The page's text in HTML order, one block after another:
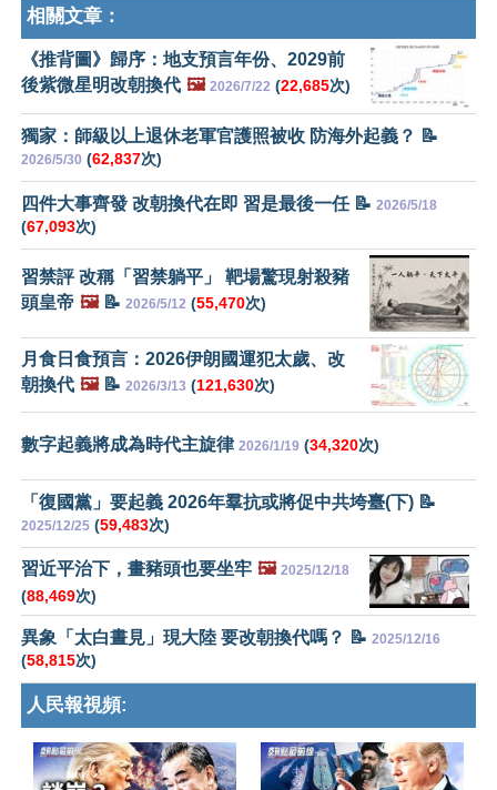
相關文章：
《推背圖》歸序：地支預言年份、2029前
後紫微星明改朝換代 🖼️ 2026/7/22 (22,685次)
獨家：師級以上退休老軍官護照被收 防海外起義？ 📝
2026/5/30 (62,837次)
四件大事齊發 改朝換代在即 習是最後一任 📝 2026/5/18
(67,093次)
習禁評 改稱「習禁躺平」 靶場驚現射殺豬
頭皇帝 🖼️📝 2026/5/12 (55,470次)
月食日食預言：2026伊朗國運犯太歲、改
朝換代 🖼️📝 2026/3/13 (121,630次)
數字起義將成為時代主旋律 2026/1/19 (34,320次)
「復國黨」要起義 2026年羣抗或將促中共垮臺(下) 📝
2025/12/25 (59,483次)
習近平治下，畫豬頭也要坐牢 🖼️ 2025/12/18
(88,469次)
異象「太白晝見」現大陸 要改朝換代嗎？ 📝 2025/12/16
(58,815次)
人民報視頻: